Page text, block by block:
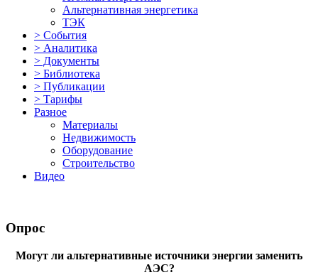
Альтернативная энергетика
ТЭК
> События
> Аналитика
> Документы
> Библиотека
> Публикации
> Тарифы
Разное
Материалы
Недвижимость
Оборудование
Строительство
Видео
Опрос
Могут ли альтернативные источники энергии заменить
АЭС?